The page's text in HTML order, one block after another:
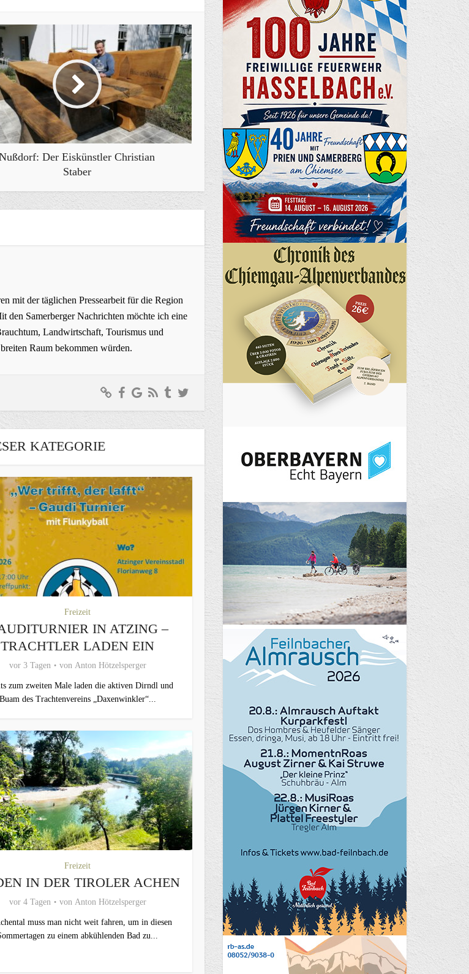
Der Eiskünstler Christian
Staber
mit der täglichen Pressearbeit für die Region
den Samerberger Nachrichten möchte ich eine
Landwirtschaft, Tourismus und
Raum bekommen würden.
KATEGORIE
Freizeit
IN ATZING –
TRACHTLER LADEN EIN
vor 3 Tagen von Anton Hötzelsperger
zum zweiten Male laden die aktiven Dirndl und
Buam des Trachtenvereins „Daxenwinkler“...
Freizeit
IN DER TIROLER ACHEN
vor 4 Tagen von Anton Hötzelsperger
muss man nicht weit fahren, um in diesen
zu einem abkühlenden Bad zu...